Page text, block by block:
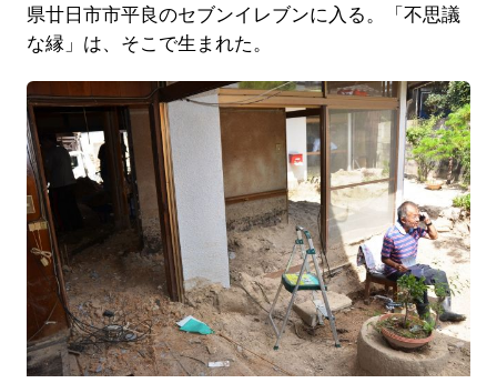
県廿日市市平良のセブンイレブンに入る。「不思議
な縁」は、そこで生まれた。